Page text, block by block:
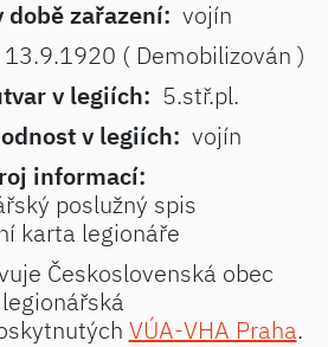
době zařazení: vojín
13.9.1920 ( Demobilizován )
v legiích: 5.stř.pl.
v legiích: vojín
informací:
poslužný spis
karta legionáře
Československá obec
legionářská
VÚA-VHA Praha.